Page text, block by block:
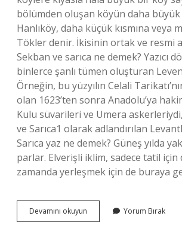
bölümden oluşan köyün daha büyük
Hanlıköy, daha küçük kısmına veya
Tökler denir. İkisinin ortak ve resmi
Sekban ve sarıca ne demek? Yazıcı
binlerce şanlı tümen oluşturan
Örneğin, bu yüzyılın Celali
olan 1623’ten sonra Anadolu’ya
Kulu süvarileri ve Umera
ve Sarıca1 olarak adlandırılan
Sarıca yaz ne demek? Güneş yılda
parlar. Elverişli iklim, sadece tatil için
zamanda yerleşmek için de buraya
Devamını okuyun
Sarıca
Yorum Bırak